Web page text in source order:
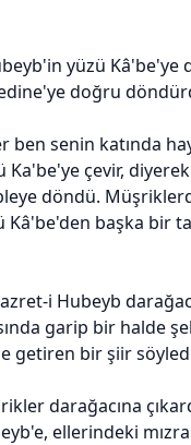
yüzü Kâ'be'ye
doğru
ben senin katında
Ka'be'ye çevir,
döndü.
Kâ'be'den başka bir
i Hubeyb
garip bir halde
getiren bir şiir
darağacına
ellerindeki